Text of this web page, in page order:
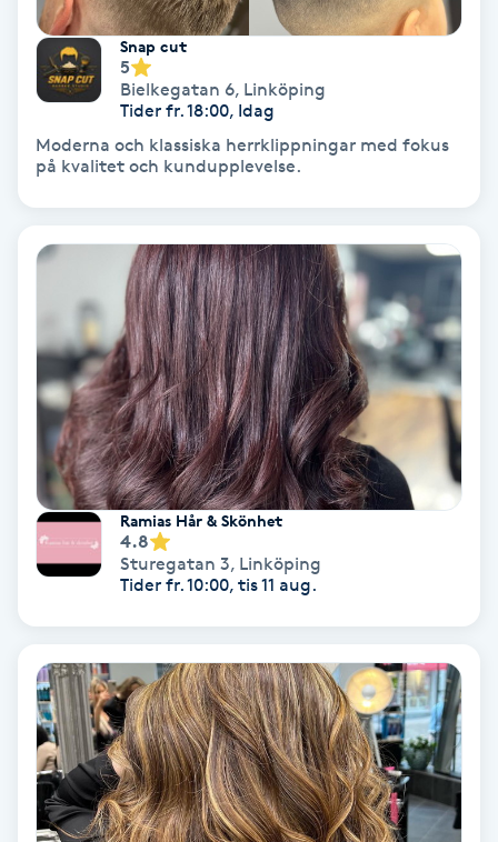
Piercing
Pigmentbehandling
Pigmentfläckar
Plastikkirurgi
Powder brows
PRP (Platelet Rich Plasma)
PRX-T33
Psoriasis
Radiofrekvens
Rakning
Reflexologi
Snap cut
5
Bielkegatan 6, Linköping
Tider fr. 18:00, Idag
Moderna och klassiska herrklippningar med fokus
på kvalitet och kundupplevelse.
Ramias Hår & Skönhet
4.8
Sturegatan 3, Linköping
Tider fr. 10:00, tis 11 aug.